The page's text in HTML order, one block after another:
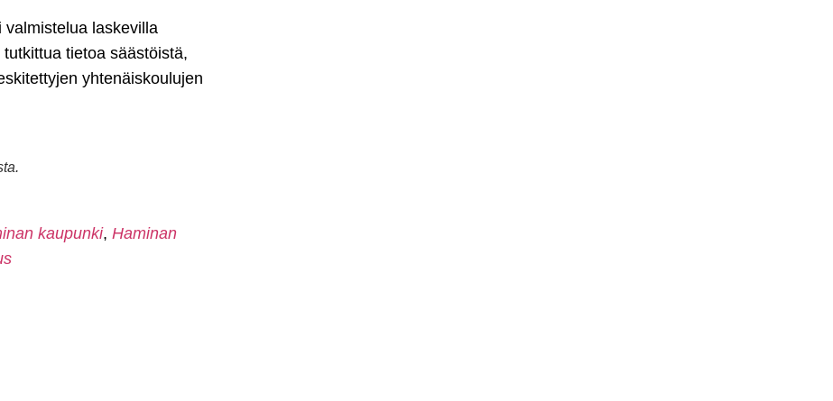
valmistelua laskevilla
tietoa säästöistä,
yhtenäiskoulujen
kaupunki, Haminan